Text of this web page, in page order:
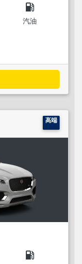
local_gas_station
汽油
高端
local_gas_station